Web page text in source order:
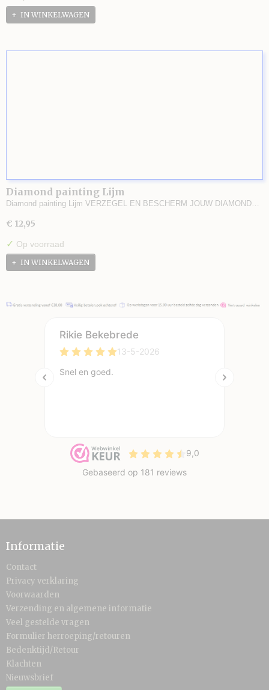
IN WINKELWAGEN
Diamond painting Lijm
Diamond painting Lijm VERZEGEL EN BESCHERM JOUW DIAMOND…
€ 12,95
✓ Op voorraad
IN WINKELWAGEN
Informatie
Contact
Privacy verklaring
Voorwaarden
Verzending en algemene informatie
Veel gestelde vragen
Formulier herroeping/retouren
Bedenktijd/Retour
Klachten
Nieuwsbrief